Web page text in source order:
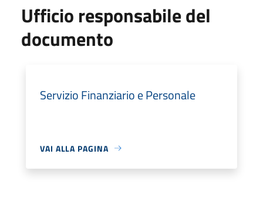
Ufficio responsabile del
documento
Servizio Finanziario e Personale
VAI ALLA PAGINA